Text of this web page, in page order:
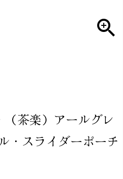
茶楽）アールグレ
・スライダーポーチ